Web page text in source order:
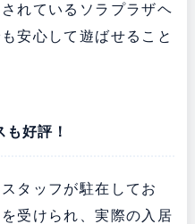
れているソラプラザヘ
安心して遊ばせること
好評！
タッフが駐在してお
受けられ、実際の入居